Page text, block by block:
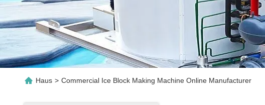
Haus > Commercial Ice Block Making Machine Online Manufacturer